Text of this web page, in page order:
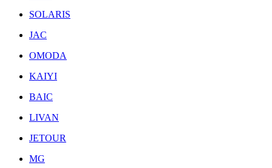
SOLARIS
JAC
OMODA
KAIYI
BAIC
LIVAN
JETOUR
MG